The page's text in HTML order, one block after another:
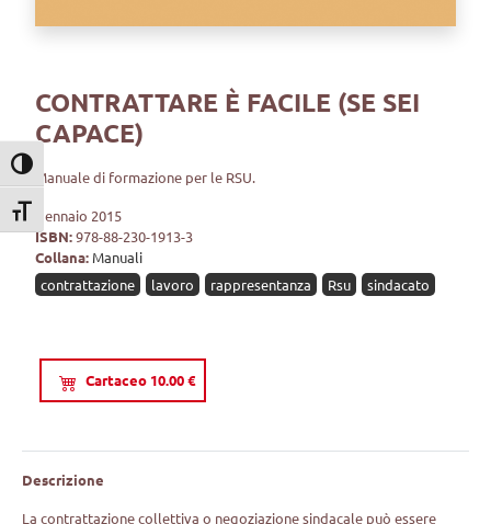
Attiva/disattiva alto contrasto
Attiva/disattiva dimensione testo
CONTRATTARE È FACILE (SE SEI
CAPACE)
Manuale di formazione per le RSU.
Gennaio 2015
ISBN:978-88-230-1913-3
Collana: Manuali
contrattazione
lavoro rappresentanza Rsu sindacato
Cartaceo 10.00 €
Descrizione
La contrattazione collettiva o negoziazione sindacale può essere